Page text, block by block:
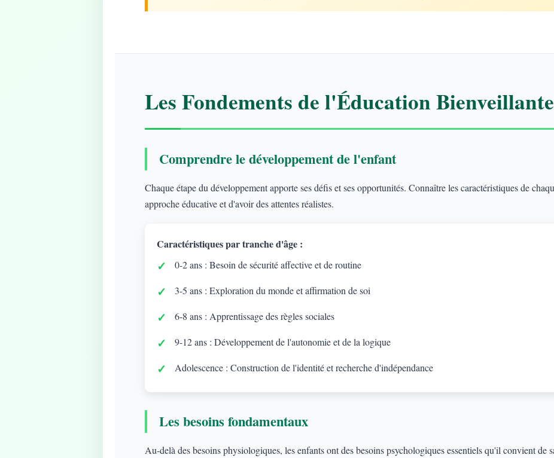
Les Fondements de l'Éducation Bienveillante
Comprendre le développement de l'enfant
Chaque étape du développement apporte ses défis et ses opportunités. Connaître les caractéristiques de
approche éducative et d'avoir des attentes réalistes.
Caractéristiques par tranche d'âge :
0-2 ans : Besoin de sécurité affective et de routine
3-5 ans : Exploration du monde et affirmation de soi
6-8 ans : Apprentissage des règles sociales
9-12 ans : Développement de l'autonomie et de la logique
Adolescence : Construction de l'identité et recherche d'indépendance
Les besoins fondamentaux
Au-delà des besoins physiologiques, les enfants ont des besoins psychologiques essentiels qu'il convient de